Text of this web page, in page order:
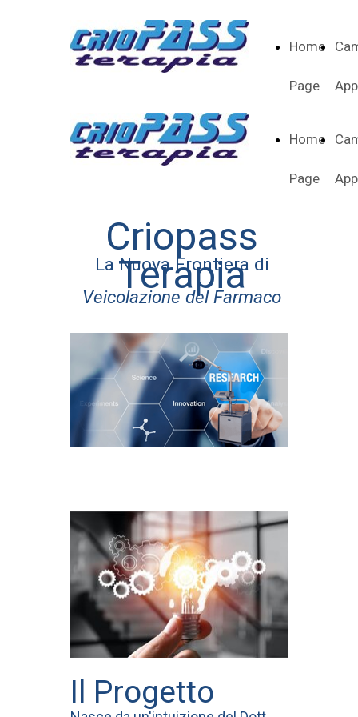
Home
Page
Home
Page
Criopass
Terapia
La Nuova Frontiera di
Veicolazione del Farmaco
Il Progetto